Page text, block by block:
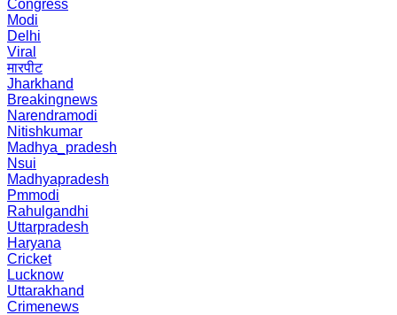
Congress
Modi
Delhi
Viral
मारपीट
Jharkhand
Breakingnews
Narendramodi
Nitishkumar
Madhya_pradesh
Nsui
Madhyapradesh
Pmmodi
Rahulgandhi
Uttarpradesh
Haryana
Cricket
Lucknow
Uttarakhand
Crimenews